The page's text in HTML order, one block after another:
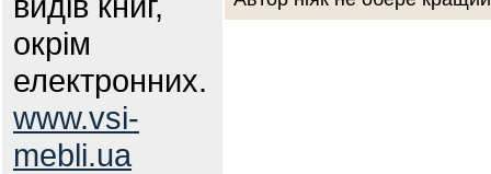
окрім
електронних.
www.vsi-
mebli.ua